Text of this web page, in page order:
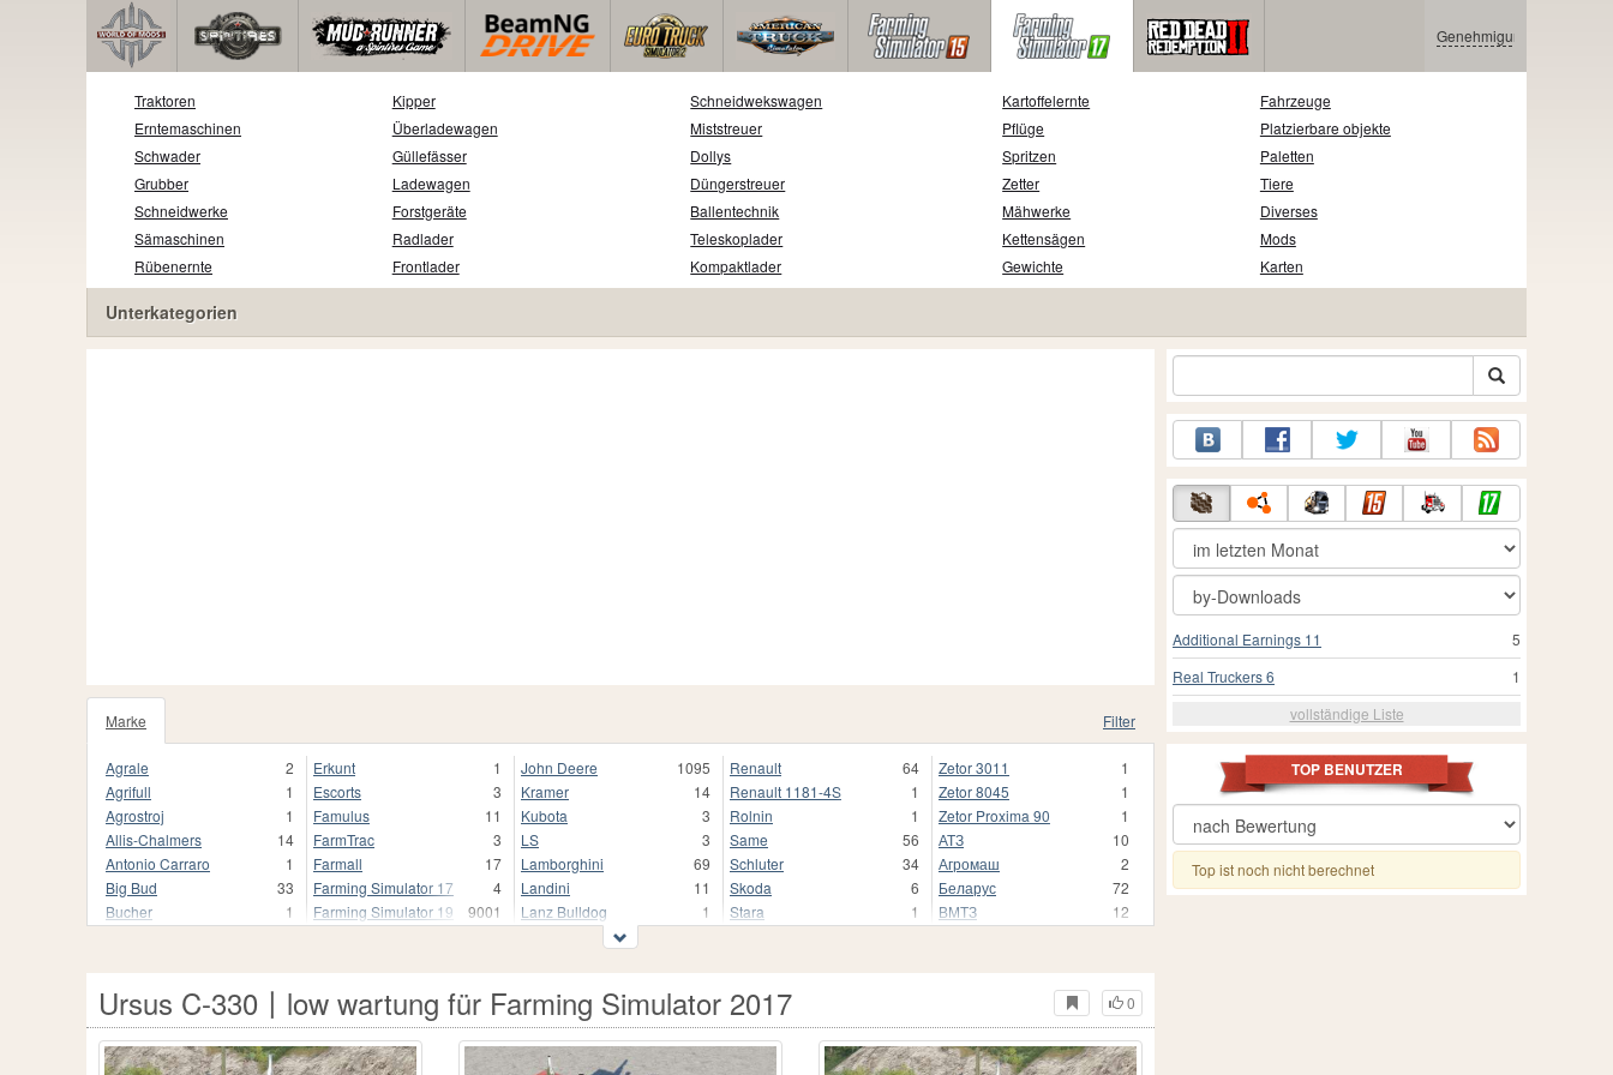
Genehmigung
Traktoren
Erntemaschinen
Schwader
Grubber
Schneidwerke
Sämaschinen
Rübenernte
Kipper
Überladewagen
Güllefässer
Ladewagen
Forstgeräte
Radlader
Frontlader
Schneidwekswagen
Miststreuer
Dollys
Düngerstreuer
Ballentechnik
Teleskoplader
Kompaktlader
Kartoffelernte
Pflüge
Spritzen
Zetter
Mähwerke
Kettensägen
Gewichte
Fahrzeuge
Platzierbare objekte
Paletten
Tiere
Diverses
Mods
Karten
Unterkategorien
Marke
Filter
1020
Agrale
2
Agrifull
1
Agrostroj
1
Allis-Chalmers
14
Antonio Carraro
1
Big Bud
33
Bucher
1
Case
Case 2870 Traction King
1
Case I
1
Erkunt
1
Escorts
3
Famulus
11
FarmTrac
3
Farmall
17
Farming Simulator 17
4
Farming Simulator 19
9001
Fendt
837
Fendt Favorit 800
1
Fiat
John Deere
1095
Kramer
14
Kubota
3
LS
3
Lamborghini
69
Landini
11
Lanz Bulldog
1
Massey Ferguson
299
Massey Ferguson 6600
1
McCormick
11
Renault
64
Renault 1181-4S
1
Rolnin
1
Same
56
Schluter
34
Skoda
6
Stara
1
URSUS
UTB
22
Ursus C-328
1
Zetor 3011
1
Zetor 8045
1
Zetor Proxima 90
1
АТЗ
10
Агромаш
2
Беларус
72
ВМТЗ
12
3
КамТЗ
1
Кировец
210
0
Ursus C-330〡low wartung für Farming Simulator 2017
5
Additional Earnings 11
1
Real Truckers 6
vollständige Liste
TOP BENUTZER
Top ist noch nicht berechnet